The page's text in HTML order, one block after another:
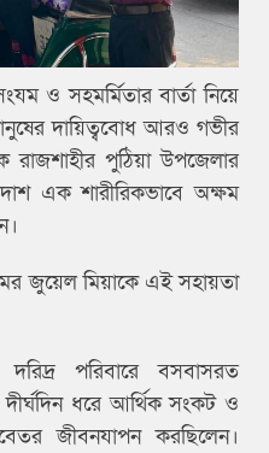
ও সহমর্মিতার বার্তা নিয়ে
দায়িত্ববোধ আরও গভীর
রাজশাহীর পুঠিয়া উপজেলার
এক শারীরিকভাবে অক্ষম
জুয়েল মিয়াকে এই সহায়তা
পরিবারে বসবাসরত
ধরে আর্থিক সংকট ও
জীবনযাপন করছিলেন।